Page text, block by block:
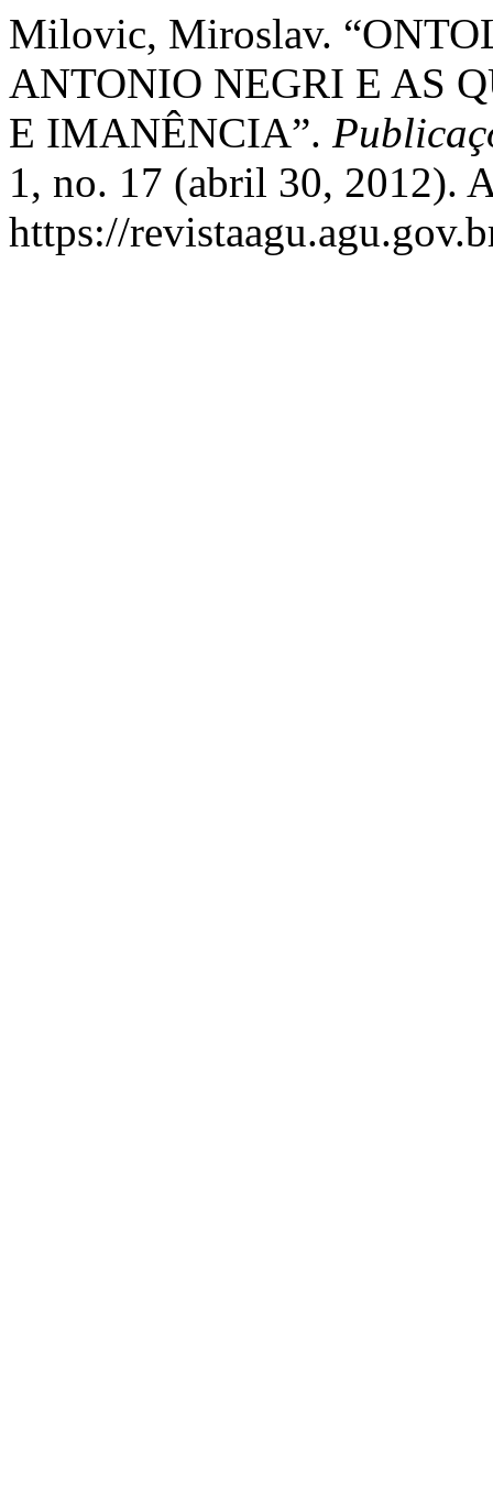
Milovic, Miroslav.
ANTONIO NEGRI E AS
E IMANÊNCIA”.
1, no. 17 (abril 30, 2012).
https://